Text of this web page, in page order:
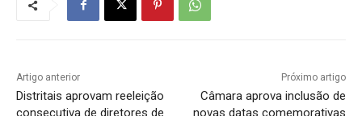
Artigo anterior
Distritais aprovam reeleição
consecutiva de diretores de
Próximo artigo
Câmara aprova inclusão de
novas datas comemorativas